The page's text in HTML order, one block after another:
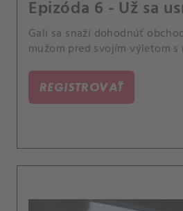
Epizóda 6 - Už sa
Gali sa snaží dohodnúť
mužom pred svojím výletom s
REGISTROVAŤ